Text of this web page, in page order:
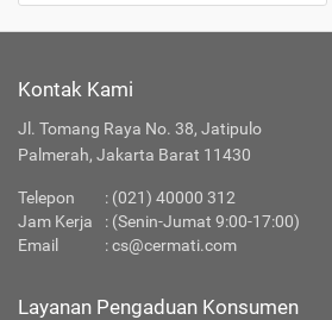
Kontak Kami
Jl. Tomang Raya No. 38, Jatipulo
Palmerah, Jakarta Barat 11430
Telepon : (021) 40000 312
Jam Kerja
: (Senin-Jumat 9:00-17:00)
Email
:cs@cermati.com
Layanan Pengaduan Konsumen